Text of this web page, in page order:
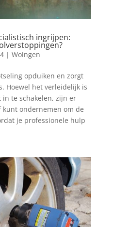
ingrijpen:
| Woingen
opduiken en zorgt
Hoewel het verleidelijk is
te schakelen, zijn er
ondernemen om de
je professionele hulp